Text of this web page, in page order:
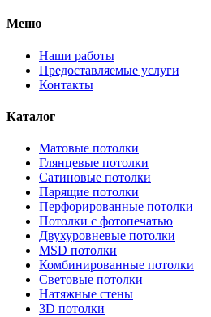
Меню
Наши работы
Предоставляемые услуги
Контакты
Каталог
Матовые потолки
Глянцевые потолки
Сатиновые потолки
Парящие потолки
Перфорированные потолки
Потолки с фотопечатью
Двухуровневые потолки
MSD потолки
Комбинированные потолки
Световые потолки
Натяжные стены
3D потолки